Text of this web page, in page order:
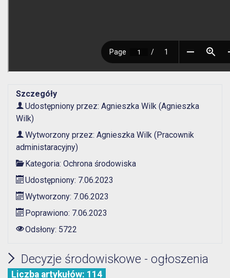
Szczegóły
Udostępniony przez: Agnieszka Wilk (Agnieszka
Wilk)
Wytworzony przez: Agnieszka Wilk (Pracownik
administaracyjny)
Kategoria: Ochrona środowiska
Udostępniony: 7.06.2023
Wytworzony: 7.06.2023
Poprawiono: 7.06.2023
Odsłony: 5722
Decyzje środowiskowe - ogłoszenia
Liczba artykułów: 114